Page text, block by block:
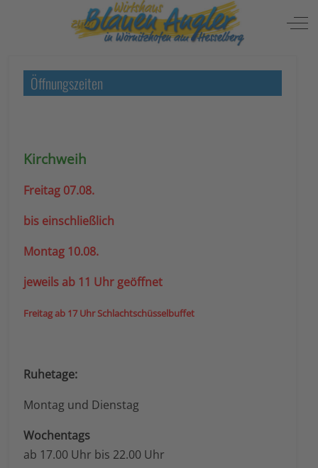
Mobile Menu Toggle
Öffnungszeiten
Kirchweih
Freitag 07.08.
bis einschließlich
Montag 10.08.
jeweils ab 11 Uhr geöffnet
Freitag ab 17 Uhr Schlachtschüsselbuffet
Ruhetage:
Montag und Dienstag
Wochentags
ab 17.00 Uhr bis 22.00 Uhr